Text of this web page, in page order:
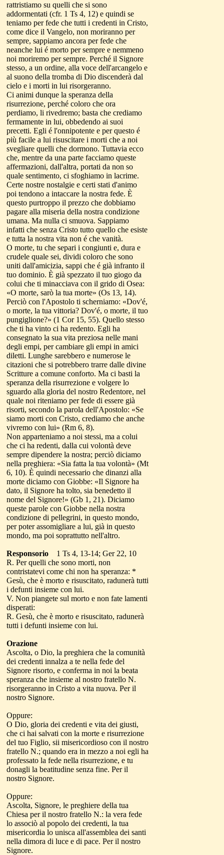
rattristiamo su quelli che si sono
addormentati (cfr. 1 Ts 4, 12) e quindi se
teniamo per fede che tutti i credenti in Cristo,
come dice il Vangelo, non moriranno per
sempre, sappiamo ancora per fede che
neanche lui é morto per sempre e nemmeno
noi moriremo per sempre. Perché il Signore
stesso, a un ordine, alla voce dell'arcangelo e
al suono della tromba di Dio discenderà dal
cielo e i morti in lui risorgeranno.
Ci animi dunque la speranza della
risurrezione, perché coloro che ora
perdiamo, li rivedremo; basta che crediamo
fermamente in lui, obbedendo ai suoi
precetti. Egli é l'onnipotente e per questo é
più facile a lui risuscitare i morti che a noi
svegliare quelli che dormono. Tuttavia ecco
che, mentre da una parte facciamo queste
affermazioni, dall'altra, portati da non so
quale sentimento, ci sfoghiamo in lacrime.
Certe nostre nostalgie e certi stati d'animo
poi tendono a intaccare la nostra fede. È
questo purtroppo il prezzo che dobbiamo
pagare alla miseria della nostra condizione
umana. Ma nulla ci smuova. Sappiamo
infatti che senza Cristo tutto quello che esiste
e tutta la nostra vita non é che vanità.
O morte, tu che separi i congiunti e, dura e
crudele quale sei, dividi coloro che sono
uniti dall'amicizia, sappi che é già infranto il
tuo dominio. È già spezzato il tuo giogo da
colui che ti minacciava con il grido di Osea:
«O morte, sarò la tua morte» (Os 13, 14).
Perciò con l'Apostolo ti scherniamo: «Dov'é,
o morte, la tua vittoria? Dov'é, o morte, il tuo
pungiglione?» (1 Cor 15, 55). Quello stesso
che ti ha vinto ci ha redento. Egli ha
consegnato la sua vita preziosa nelle mani
degli empi, per cambiare gli empi in amici
diletti. Lunghe sarebbero e numerose le
citazioni che si potrebbero trarre dalle divine
Scritture a comune conforto. Ma ci basti la
speranza della risurrezione e volgere lo
sguardo alla gloria del nostro Redentore, nel
quale noi riteniamo per fede di essere già
risorti, secondo la parola dell'Apostolo: «Se
siamo morti con Cristo, crediamo che anche
vivremo con lui» (Rm 6, 8).
Non apparteniamo a noi stessi, ma a colui
che ci ha redenti, dalla cui volontà deve
sempre dipendere la nostra; perciò diciamo
nella preghiera: «Sia fatta la tua volontà» (Mt
6, 10). È quindi necessario che dinanzi alla
morte diciamo con Giobbe: «Il Signore ha
dato, il Signore ha tolto, sia benedetto il
nome del Signore!» (Gb 1, 21). Diciamo
queste parole con Giobbe nella nostra
condizione di pellegrini, in questo mondo,
per poter assomigliare a lui, già in questo
mondo, ma poi soprattutto nell'altro.
Responsorio
1 Ts 4, 13-14; Ger 22, 10
R. Per quelli che sono morti, non
contristatevi come chi non ha speranza: *
Gesù, che è morto e risuscitato, radunerà tutti
i defunti insieme con lui.
V. Non piangete sul morto e non fate lamenti
disperati:
R. Gesù, che è morto e risuscitato, radunerà
tutti i defunti insieme con lui.
Orazione
Ascolta, o Dio, la preghiera che la comunità
dei credenti innalza a te nella fede del
Signore risorto, e conferma in noi la beata
speranza che insieme al nostro fratello N.
risorgeranno in Cristo a vita nuova. Per il
nostro Signore.
Oppure:
O Dio, gloria dei credenti e vita dei giusti,
che ci hai salvati con la morte e risurrezione
del tuo Figlio, sii misericordioso con il nostro
fratello N.; quando era in mezzo a noi egli ha
professato la fede nella risurrezione, e tu
donagli la beatitudine senza fine. Per il
nostro Signore.
Oppure:
Ascolta, Signore, le preghiere della tua
Chiesa per il nostro fratello N.: la vera fede
lo associò al popolo dei credenti, la tua
misericordia lo unisca all'assemblea dei santi
nella dimora di luce e di pace. Per il nostro
Signore.